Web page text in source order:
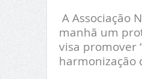
A Associação
manhã um
visa promover
harmonização